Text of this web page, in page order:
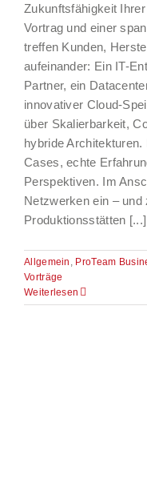
Zukunftsfähigkeit
Vortrag und einer
treffen Kunden,
aufeinander: Ein IT-
Partner, ein
innovativer Cloud-
über Skalierbarkeit,
hybride
Cases, echte
Perspektiven. Im
Netzwerken ein –
Produktionsstätten [...]
Allgemein , ProTeam
Vorträge
Weiterlesen